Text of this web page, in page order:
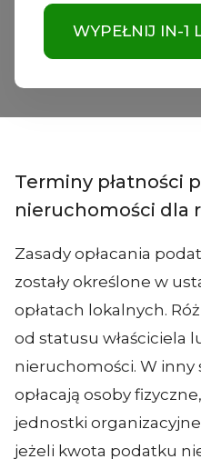
WYPEŁNIJ IN-1
Terminy płatności
nieruchomości dla
Zasady opłacania
zostały określone w
opłatach lokalnych.
od statusu właściciela
nieruchomości. W
opłacają osoby
jednostki
jeżeli kwota podatku